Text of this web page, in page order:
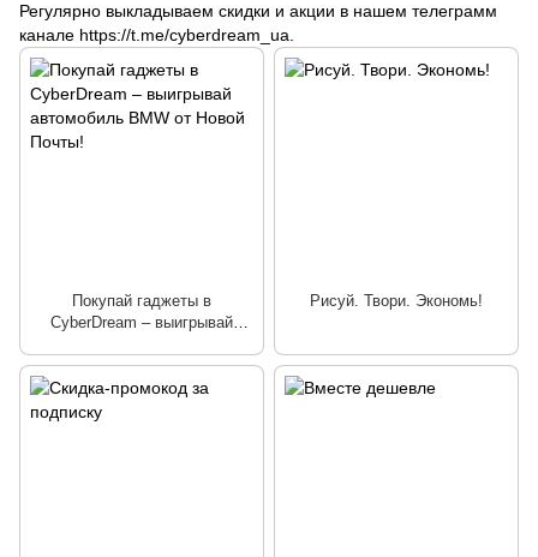
Регулярно выкладываем скидки и акции в нашем телеграмм
канале https://t.me/cyberdream_ua.
Покупай гаджеты в
CyberDream – выигрывай
Почты!
Рисуй. Твори. Экономь!